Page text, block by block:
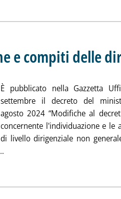
e compiti delle
È pubblicato nella Gazzetta
settembre il decreto del
agosto 2024 “Modifiche al
concernente l'individuazione e le
di livello dirigenziale non